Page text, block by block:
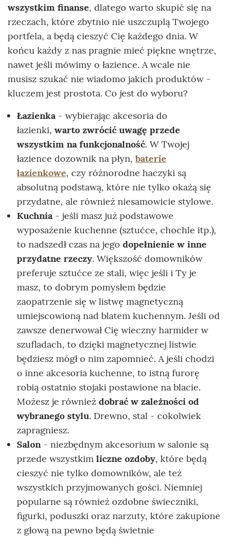
wszystkim finanse, dlatego warto skupić się na
rzeczach, które zbytnio nie uszczuplą Twojego
portfela, a będą cieszyć Cię każdego dnia. W
końcu każdy z nas pragnie mieć piękne wnętrze,
nawet jeśli mówimy o łazience. A wcale nie
musisz szukać nie wiadomo jakich produktów -
kluczem jest prostota. Co jest do wyboru?
Łazienka- wybierając akcesoria do
łazienki, warto zwrócić uwagę przede
wszystkim na funkcjonalność. W Twojej
łazience dozownik na płyn, baterie
łazienkowe, czy różnorodne haczyki są
absolutną podstawą, które nie tylko okażą się
przydatne, ale również niesamowicie stylowe.
Kuchnia- jeśli masz już podstawowe
wyposażenie kuchenne (sztućce, chochle itp.),
to nadszedł czas na jego dopełnienie w inne
przydatne rzeczy. Większość domowników
preferuje sztućce ze stali, więc jeśli i Ty je
masz, to dobrym pomysłem będzie
zaopatrzenie się w listwę magnetyczną
umiejscowioną nad blatem kuchennym. Jeśli od
zawsze denerwował Cię wieczny harmider w
szufladach, to dzięki magnetycznej listwie
będziesz mógł o nim zapomnieć. A jeśli chodzi
o inne akcesoria kuchenne, to istną furorę
robią ostatnio stojaki postawione na blacie.
Możesz je również dobrać w zależności od
wybranego stylu. Drewno, stal - cokolwiek
zapragniesz.
Salon- niezbędnym akcesorium w salonie są
przede wszystkim liczne ozdoby, które będą
cieszyć nie tylko domowników, ale też
wszystkich przyjmowanych gości. Niemniej
popularne są również ozdobne świeczniki,
figurki, poduszki oraz narzuty, które zakupione
z głową na pewno będą świetnie